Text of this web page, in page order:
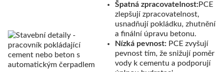
Špatná zpracovatelnost:PCE
zlepšují zpracovatelnost,
usnadňují pokládku, zhutnění
a finální úpravu betonu.
Nízká pevnost: PCE zvyšují
pevnost tím, že snižují poměr
vody k cementu a podporují